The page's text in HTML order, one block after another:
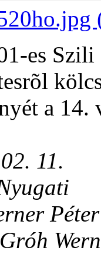
es Szili
a 14.
11.
Péter